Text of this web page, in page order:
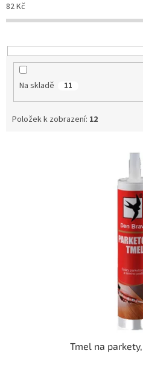
r
o
u
82Kč
Na skladě 11
Položek k zobrazení: 12
Tmel na